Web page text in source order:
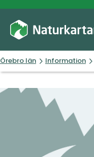
Örebro län Information